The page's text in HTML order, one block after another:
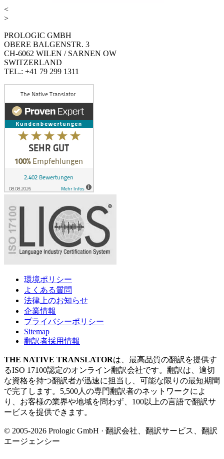
<
>
PROLOGIC GMBH
OBERE BALGENSTR. 3
CH-6062 WILEN / SARNEN OW
SWITZERLAND
TEL.: +41 79 299 1311
環境ポリシー
よくある質問
法律上のお知らせ
企業情報
プライバシーポリシー
Sitemap
翻訳者採用情報
THE NATIVE TRANSLATORは、最高品質の翻訳を提供す
るISO 17100認定のオンライン翻訳会社です。翻訳は、適切
な資格を持つ翻訳者が迅速に担当し、可能な限りの最短期間
で完了します。5,500人の専門翻訳者のネットワークによ
り、お客様の業界や地域を問わず、100以上の言語で翻訳サ
ービスを提供できます。
© 2005-2026 Prologic GmbH · 翻訳会社、翻訳サービス、翻訳
エージェンシー